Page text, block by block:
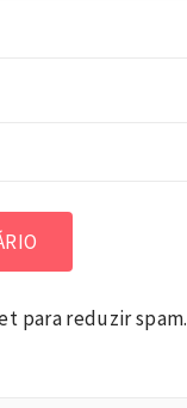
para reduzir spam.